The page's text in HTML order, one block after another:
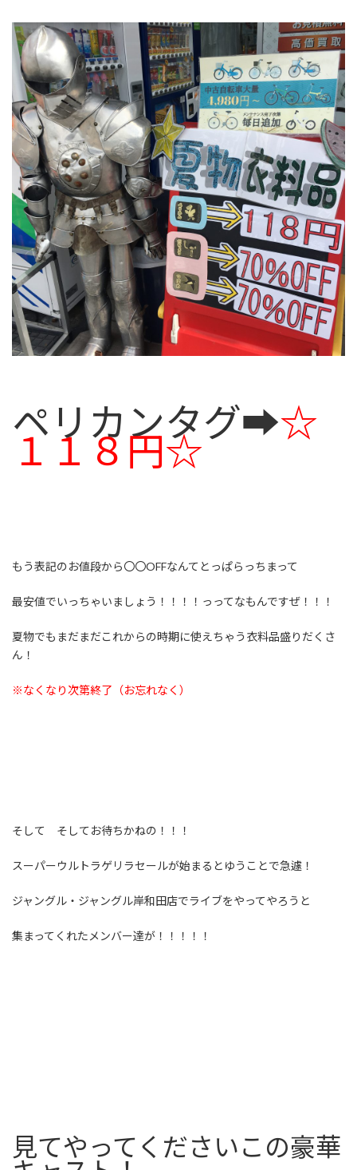
ペリカンタグ➡☆
１１８円☆
もう表記のお値段から〇〇OFFなんてとっぱらっちまって
最安値でいっちゃいましょう！！！！っってなもんですぜ！！！
夏物でもまだまだこれからの時期に使えちゃう衣料品盛りだくさ
ん！
※なくなり次第終了（お忘れなく）
そして そしてお待ちかねの！！！
スーパーウルトラゲリラセールが始まるとゆうことで急遽！
ジャングル・ジャングル岸和田店でライブをやってやろうと
集まってくれたメンバー達が！！！！！
見てやってくださいこの豪華